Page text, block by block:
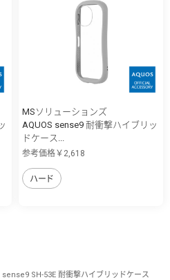
MSソリューションズ
AQUOS sense9 耐衝撃ハイブリッ
ドケース...
参考価格￥2,618
ハード
sense9 SH-53E 耐衝撃ハイブリッドケース